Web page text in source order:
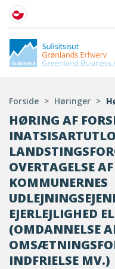
Forside > Høringer >
HØRING AF
OVERTAGELSE
KOMMUNERNES
EJERLEJLIGHED
(OMDANNELSE
INDFRIELSE MV.)